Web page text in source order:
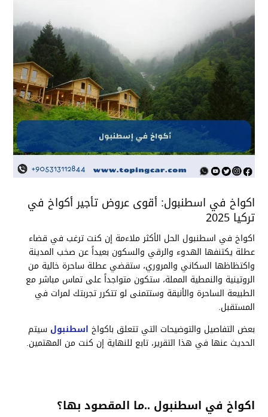
اكواخ في اسطنبول: أقوى عروض تأجير أكواخ في
تركيا 2025
اكواخ في اسطنبول الحل الأكثر ملاءمة إن كنت ترغب في قضاء
عطلة يكتنفها الهدوء والرقي والسكون بعيداً عن صخب المدينة
واكتظاظها السكاني والمروري، ستقضي عطلة ساحرة خالية من
الروتينية والنمطية المملة، ستكون متواجداً على تماس مباشر مع
الطبيعة الساحرة والأنيقة وستتمنى لو تتكرر تجربتك لمرات في
المستقبل.
بعض التفاصيل والتوضيحات التي تتعلق باكواخ اسطنبول سيتم
الحديث عنها في هذا التقرير، تابع للنهاية إن كنت من المهتمين.
اكواخ في اسطنبول ..ما المقصود بها؟